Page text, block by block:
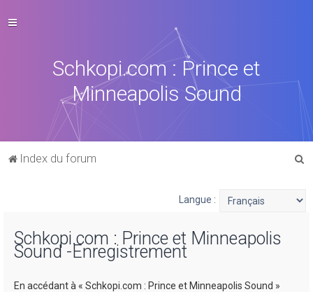
Schkopi.com : Prince et
Minneapolis Sound
Index du forum
Langue :
Schkopi.com : Prince et Minneapolis
Sound -Enregistrement
En accédant à « Schkopi.com : Prince et Minneapolis Sound »